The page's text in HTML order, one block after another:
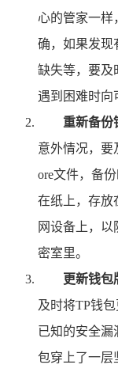
心的管家一样
确，如果发现
缺失等，要及
遇到困难时向
重新备份
意外情况，要
ore文件，备
在纸上，存放
网设备上，
密室里。
更新钱包
及时将TP钱
已知的安全漏
包穿上了一层